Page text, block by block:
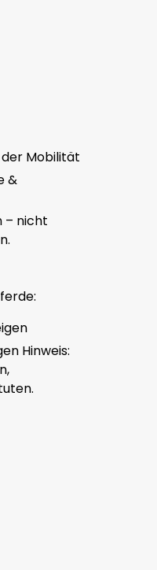
Mobilität
&
– nicht
Hinweis: